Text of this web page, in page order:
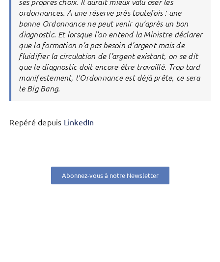
ordonnances. A une réserve près toutefois : une
bonne Ordonnance ne peut venir qu’après un bon
diagnostic. Et lorsque l’on entend la Ministre déclarer
que la formation n’a pas besoin d’argent mais de
fluidifier la circulation de l’argent existant, on se dit
que le diagnostic doit encore être travaillé. Trop tard
manifestement, l’Ordonnance est déjà prête, ce sera
le Big Bang.
Repéré depuis LinkedIn
Abonnez-vous à notre Newsletter